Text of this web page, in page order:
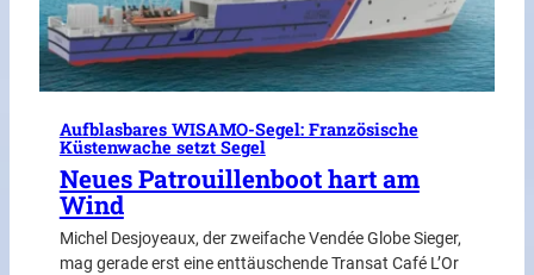
Aufblasbares WISAMO-Segel: Französische
Küstenwache setzt Segel
Neues Patrouillenboot hart am
Wind
Michel Desjoyeaux, der zweifache Vendée Globe Sieger,
mag gerade erst eine enttäuschende Transat Café L’Or